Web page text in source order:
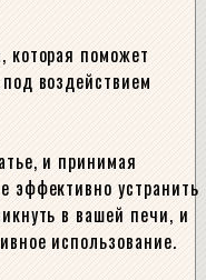
поможет
воздействием
и принимая
эффективно устранить
в вашей печи, и
использование.